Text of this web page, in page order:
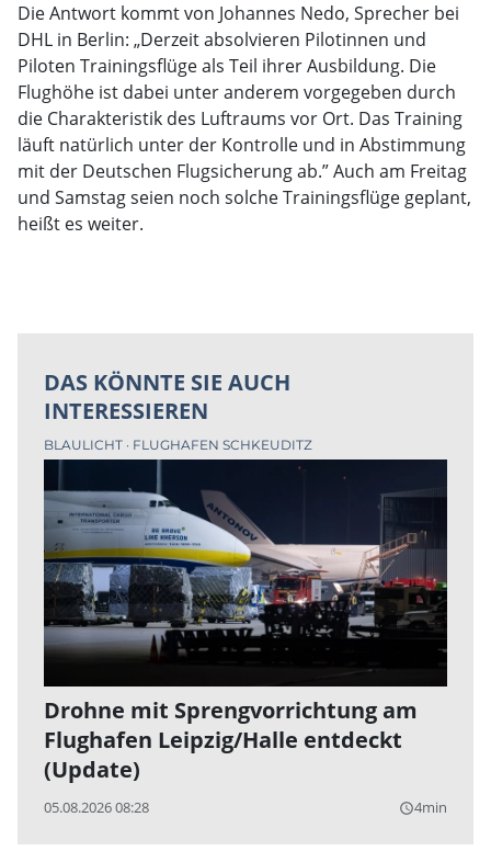
Die Antwort kommt von Johannes Nedo, Sprecher bei
DHL in Berlin: „Derzeit absolvieren Pilotinnen und
Piloten Trainingsflüge als Teil ihrer Ausbildung. Die
Flughöhe ist dabei unter anderem vorgegeben durch
die Charakteristik des Luftraums vor Ort. Das Training
läuft natürlich unter der Kontrolle und in Abstimmung
mit der Deutschen Flugsicherung ab.” Auch am Freitag
und Samstag seien noch solche Trainingsflüge geplant,
heißt es weiter.
DAS KÖNNTE SIE AUCH
INTERESSIEREN
BLAULICHT FLUGHAFEN SCHKEUDITZ
Drohne mit Sprengvorrichtung am
Flughafen Leipzig/Halle entdeckt
(Update)
05.08.2026 08:28 query_builder4min